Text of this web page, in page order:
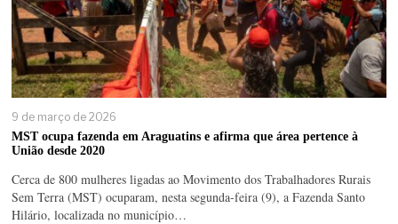
9 de março de 2026
MST ocupa fazenda em Araguatins e afirma que área pertence à
União desde 2020
Cerca de 800 mulheres ligadas ao Movimento dos Trabalhadores Rurais
Sem Terra (MST) ocuparam, nesta segunda-feira (9), a Fazenda Santo
Hilário, localizada no município…